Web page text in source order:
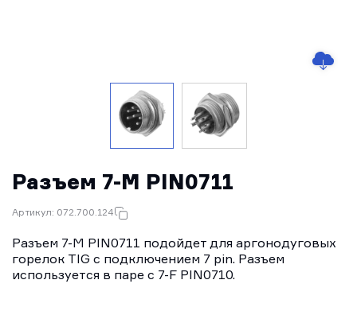
Разъем 7-M PIN0711
Артикул: 072.700.124
Разъем 7-M PIN0711 подойдет для аргонодуговых
горелок TIG с подключением 7 pin. Разъем
используется в паре с 7-F PIN0710.